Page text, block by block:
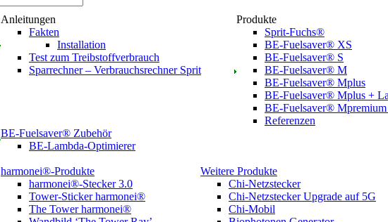
Anleitungen
Fakten
Installation
Test zum Treibstoffverbrauch
Sparrechner – Verbrauchsrechner Sprit
Produkte
Sprit-Fuchs®
BE-Fuelsaver® XS
BE-Fuelsaver® S
BE-Fuelsaver® M
BE-Fuelsaver® Mplus
BE-Fuelsaver® Mplus +
BE-Fuelsaver® Mpremium
Referenzen
BE-Fuelsaver® Zubehör
BE-Lambda-Optimierer
harmonei®-Produkte
harmonei®-Stecker 3.0
Tower-Sticker harmonei®
The Tower harmonei®
Weitere Produkte
Chi-Netzstecker
Chi-Netzstecker Upgrade auf 5G
Chi-Mobil